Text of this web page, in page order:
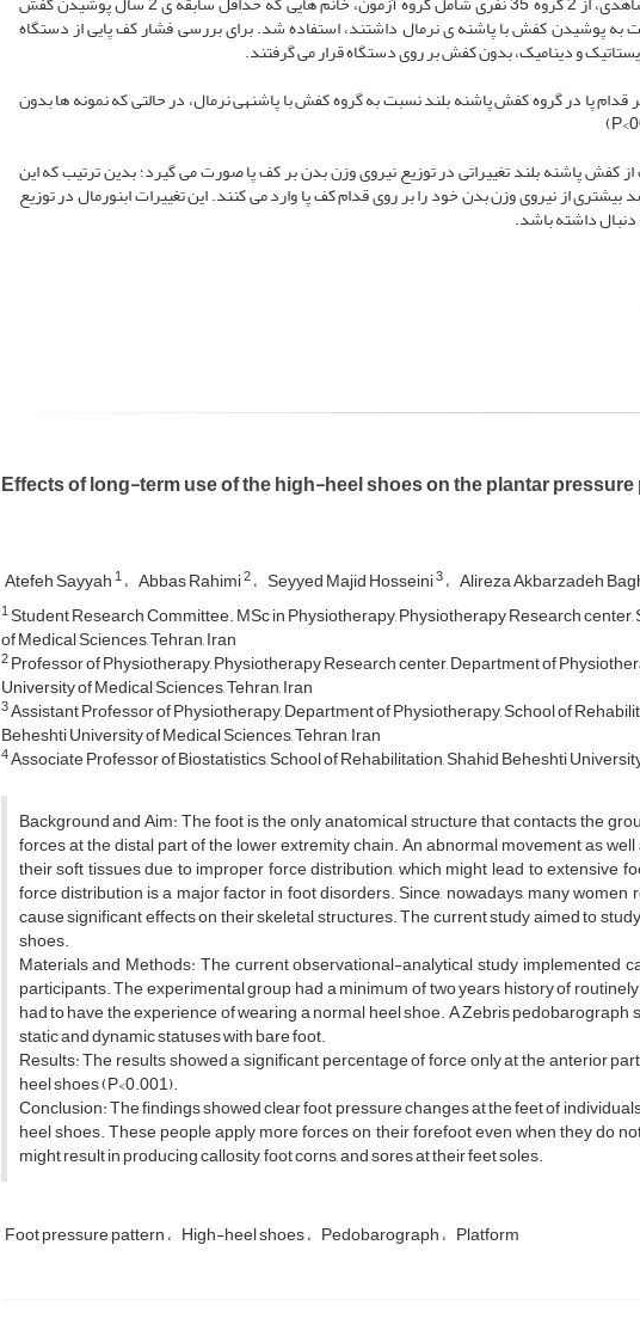
به پوشیدن کفش با پاشنه ی نرمال داشتند، استفاده شد. برای بررسی فشار کف پایی از دستگاه
قدام پا در گروه کفش پاشنه بلند نسبت به گروه کفش با پاشنه­ی نرمال، در حالتی که نمونه ها بدون
کفش پاشنه بلند تغییراتی در توزیع نیروی وزن بدن بر کف پا صورت می گیرد؛ بدین ترتیب که این
از نیروی وزن بدن خود را بر روی قدام کف پا وارد می کنند. این تغییرات ابنورمال در توزیع
دنبال داشته باشد.
Effects of long-term use of the high-heel shoes on the plantar pressure
Atefeh Sayyah1 Abbas Rahimi2 Seyyed Majid Hosseini3 Alireza Akbarzadeh
1Student Research Committee. MSc in Physiotherapy, Physiotherapy Research
of Medical Sciences, Tehran, Iran
2Professor of Physiotherapy, Physiotherapy Research center, Department of
University of Medical Sciences, Tehran, Iran
3Assistant Professor of Physiotherapy, Department of Physiotherapy, School of
Beheshti University of Medical Sciences, Tehran, Iran
4Associate Professor of Biostatistics, School of Rehabilitation, Shahid Beheshti
Background and Aim: The foot is the only anatomical structure that contacts the
forces at the distal part of the lower extremity chain. An abnormal movement as
their soft tissues due to improper force distribution, which might lead to extensive
force distribution is a major factor in foot disorders. Since, nowadays, many
cause significant effects on their skeletal structures. The current study aimed to
shoes.
Materials and Methods: The current observational-analytical study implemented
participants. The experimental group had a minimum of two years history of
had to have the experience of wearing a normal heel shoe. A Zebris
static and dynamic statuses with bare foot.
Results: The results showed a significant percentage of force only at the anterior
heel shoes (P<0.001).
Conclusion: The findings showed clear foot pressure changes at the feet of
heel shoes. These people apply more forces on their forefoot even when they do
might result in producing callosity, foot corns, and sores at their feet soles.
Foot pressure pattern High-heel shoes Pedobarograph Platform